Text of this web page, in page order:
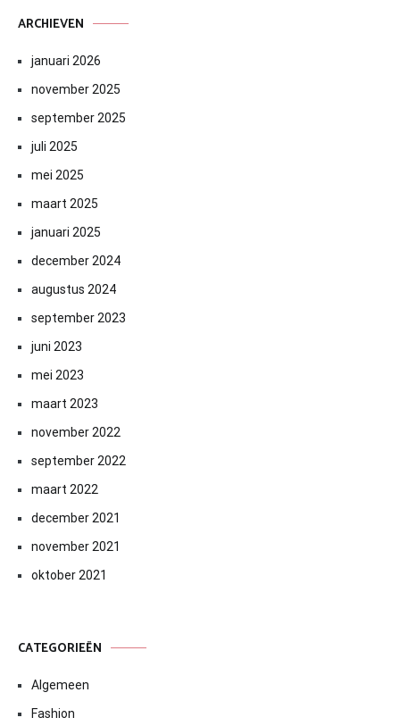
ARCHIEVEN
januari 2026
november 2025
september 2025
juli 2025
mei 2025
maart 2025
januari 2025
december 2024
augustus 2024
september 2023
juni 2023
mei 2023
maart 2023
november 2022
september 2022
maart 2022
december 2021
november 2021
oktober 2021
CATEGORIEËN
Algemeen
Fashion